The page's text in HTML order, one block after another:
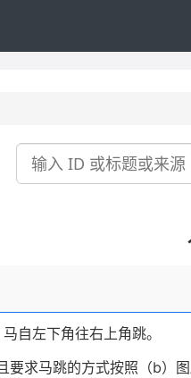
搜
自左下角往右上角跳。
要求马跳的方式按照（b）图